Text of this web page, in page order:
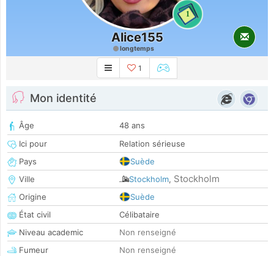
1
Alice155
longtemps
1
Mon identité
Âge
48 ans
Ici pour
Relation sérieuse
Pays
Suède
Ville
Stockholm, Stockholm
Origine
Suède
État civil
Célibataire
Niveau academic
Non renseigné
Fumeur
Non renseigné